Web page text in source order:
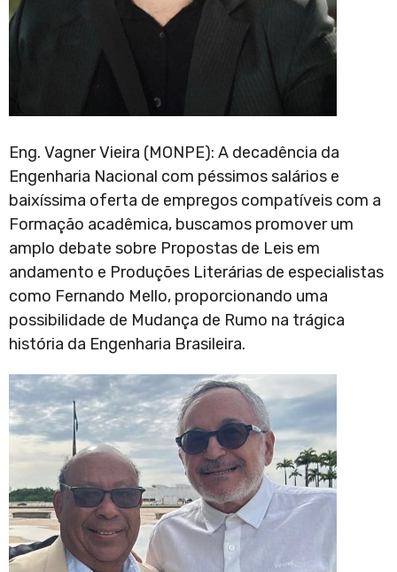
Eng. Vagner Vieira (MONPE): A decadência da
Engenharia Nacional com péssimos salários e
baixíssima oferta de empregos compatíveis com a
Formação acadêmica, buscamos promover um
amplo debate sobre Propostas de Leis em
andamento e Produções Literárias de especialistas
como Fernando Mello, proporcionando uma
possibilidade de Mudança de Rumo na trágica
história da Engenharia Brasileira.